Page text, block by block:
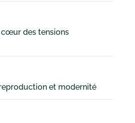
cœur des tensions
et modernité